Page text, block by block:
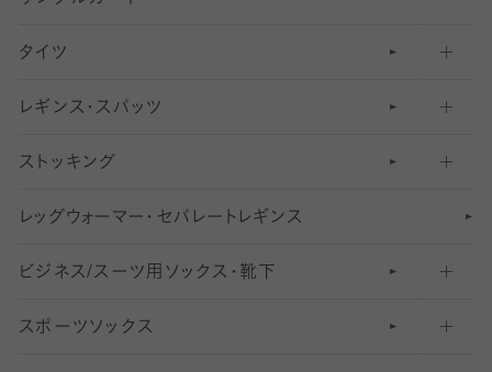
無地・プレーンソックス・靴下
柄ソックス・靴下
スニーカー（くるぶし）用ソックス
アンクル・ショートソックス（くるぶし上）
クルーソックス（ふくらはぎ下）
ハイソックス
フットカバー・カバーソックス（ふつう）
フットカバー・カバーソックス（浅め）
タイツ
30デニール以下のタイツ（薄手タイツ）
31〜40デニールタイツ
41〜60デニールタイツ
61〜80デニールタイツ
81 〜110デニールタイツ
レギンス・スパッツ
柄レギンス
無地レギンス
レギンスパンツ（レギパン）
マタニティレギンス
ストッキング
伝線しにくいストッキング
ショートストッキング
結婚式用ストッキング
レッ グ ウォー マー ・ セパレー ト レ ギンス
ビジネス/スーツ用 ソックス・靴下
匠シリーズ
スポーツソックス